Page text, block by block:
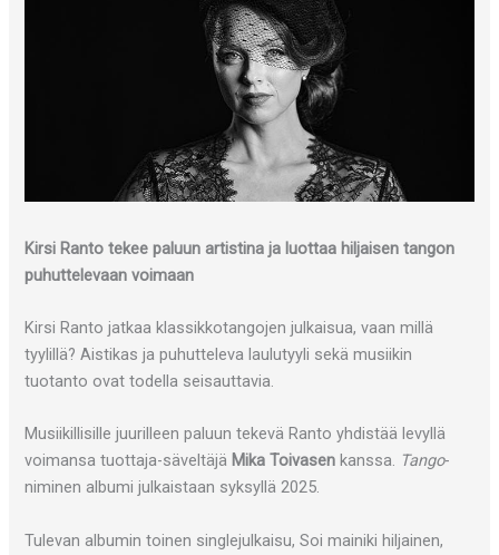
Kirsi Ranto tekee paluun artistina ja luottaa hiljaisen tangon
puhuttelevaan voimaan
Kirsi Ranto jatkaa klassikkotangojen julkaisua, vaan millä
tyylillä? Aistikas ja puhutteleva laulutyyli sekä musiikin
tuotanto ovat todella seisauttavia.
Musiikillisille juurilleen paluun tekevä Ranto yhdistää levyllä
voimansa tuottaja-säveltäjä Mika Toivasen kanssa. Tango-
niminen albumi julkaistaan syksyllä 2025.
Tulevan albumin toinen singlejulkaisu, Soi mainiki hiljainen,